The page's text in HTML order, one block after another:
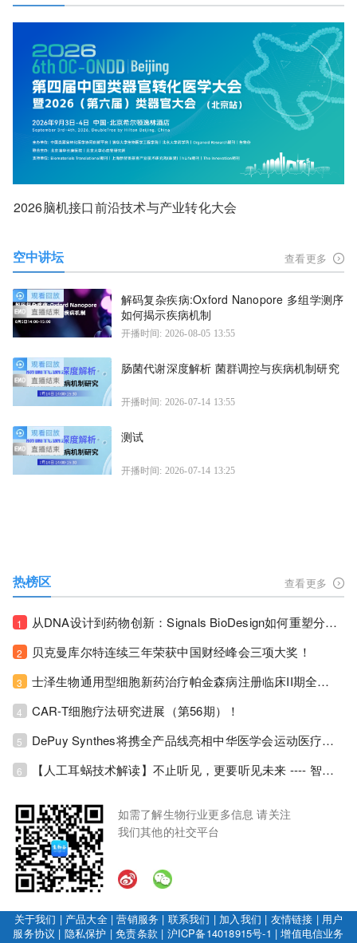
2026脑机接口前沿技术与产业转化大会
空中讲坛 查看更多
解码复杂疾病:Oxford Nanopore 多组学测序
如何揭示疾病机制
开播时间: 2026-08-05 13:55
肠菌代谢深度解析 菌群调控与疾病机制研究
开播时间: 2026-07-14 13:55
测试
开播时间: 2026-07-14 13:25
热榜区 查看更多
1 从DNA设计到药物创新：Signals BioDesign如何重塑分子生物学研发生态！
2 贝克曼库尔特连续三年荣获中国财经峰会三项大奖！
3 士泽生物通用型细胞新药治疗帕金森病注册临床II期全部入组完成！
4 CAR-T细胞疗法研究进展（第56期）！
5 DePuy Synthes将携全产品线亮相中华医学会运动医疗分会大会，加码布局中国运动医学创新赛道！
6 【人工耳蜗技术解读】不止听见，更要听见未来 ---- 智能耳蜗，开启人工耳蜗技术新纪元！
如需了解生物行业更多信息 请关注
我们其他的社交平台
关于我们 | 产品大全|营销服务 | 联系我们 | 加入我们 | 友情链接 | 用户
服务协议 | 隐私保护 |免责条款 | 沪ICP备14018915号-1 |增值电信业务